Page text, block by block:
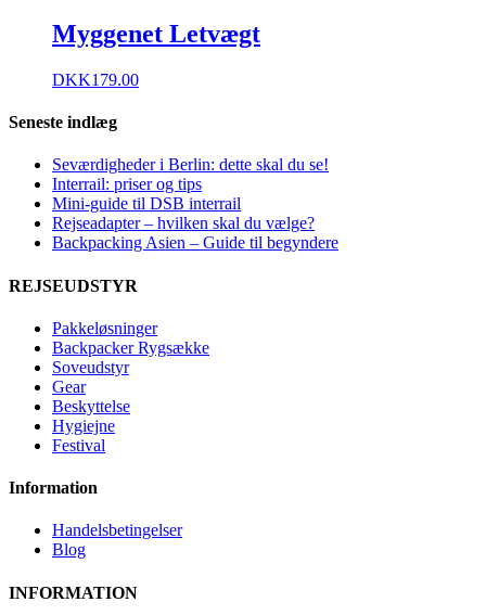
Myggenet Letvægt
DKK179.00
Seneste indlæg
Seværdigheder i Berlin: dette skal du se!
Interrail: priser og tips
Mini-guide til DSB interrail
Rejseadapter – hvilken skal du vælge?
Backpacking Asien – Guide til begyndere
REJSEUDSTYR
Pakkeløsninger
Backpacker Rygsække
Soveudstyr
Gear
Beskyttelse
Hygiejne
Festival
Information
Handelsbetingelser
Blog
INFORMATION